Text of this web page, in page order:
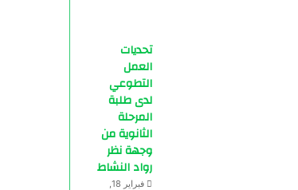
تحديات
العمل
التطوعي
لدى طلبة
المرحلة
الثانوية من
وجهة نظر
رواد النشاط
فبراير 18,